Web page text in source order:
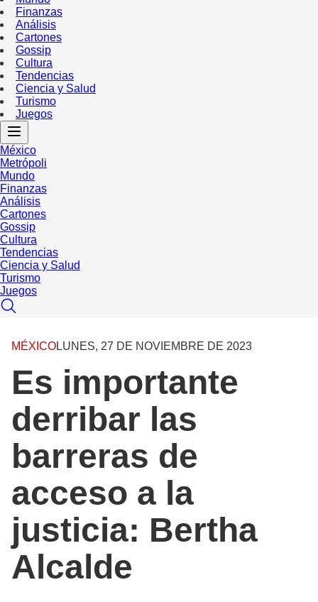
Finanzas
Análisis
Cartones
Gossip
Cultura
Tendencias
Ciencia y Salud
Turismo
Juegos
México
Metrópoli
Mundo
Finanzas
Análisis
Cartones
Gossip
Cultura
Tendencias
Ciencia y Salud
Turismo
Juegos
MÉXICOLUNES, 27 DE NOVIEMBRE DE 2023
Es importante
derribar las
barreras de
acceso a la
justicia: Bertha
Alcalde